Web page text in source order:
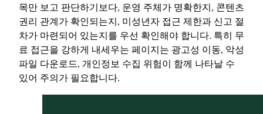
목만 보고 판단하기보다, 운영 주체가 명확한지, 콘텐츠
권리 관계가 확인되는지, 미성년자 접근 제한과 신고 절
차가 마련되어 있는지를 우선 확인해야 합니다. 특히 무
료 접근을 강하게 내세우는 페이지는 광고성 이동, 악성
파일 다운로드, 개인정보 수집 위험이 함께 나타날 수
있어 주의가 필요합니다.